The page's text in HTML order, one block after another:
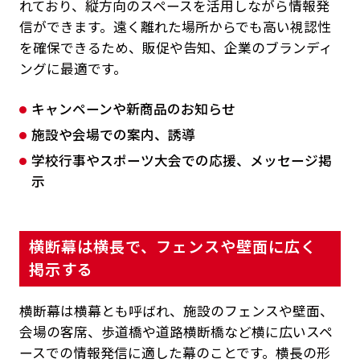
れており、縦方向のスペースを活用しながら情報発
信ができます。遠く離れた場所からでも高い視認性
を確保できるため、販促や告知、企業のブランディ
ングに最適です。
キャンペーンや新商品のお知らせ
施設や会場での案内、誘導
学校行事やスポーツ大会での応援、メッセージ掲
示
横断幕は横長で、フェンスや壁面に広く
掲示する
横断幕は横幕とも呼ばれ、施設のフェンスや壁面、
会場の客席、歩道橋や道路横断橋など横に広いスペ
ースでの情報発信に適した幕のことです。横長の形